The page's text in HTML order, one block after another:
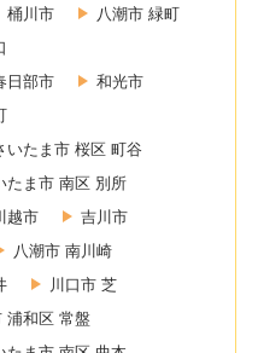
桶川市
八潮市 緑町
日部市
和光市
いたま市 桜区 町谷
たま市 南区 別所
越市
吉川市
八潮市 南川崎
川口市 芝
浦和区 常盤